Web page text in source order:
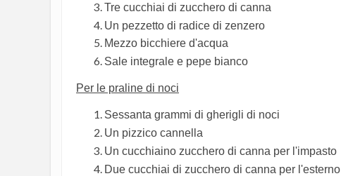
Tre cucchiai di zucchero di canna
Un pezzetto di radice di zenzero
Mezzo bicchiere d'acqua
Sale integrale e pepe bianco
Per le praline di noci
Sessanta grammi di gherigli di noci
Un pizzico cannella
Un cucchiaino zucchero di canna per l'impasto
Due cucchiai di zucchero di canna per l'esterno